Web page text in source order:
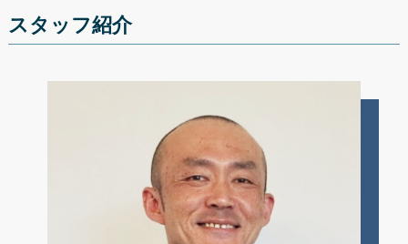
スタッフ紹介